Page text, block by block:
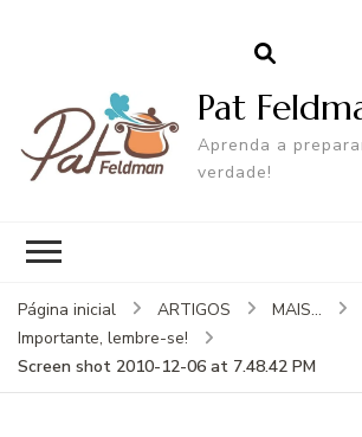
Pat
Aprenda a
verdade!
Página inicial ARTIGOS
MAIS...
Importante, lembre-se!
Screen shot 2010-12-06 at 7.48.42 PM